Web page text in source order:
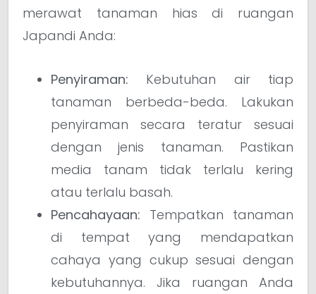
merawat tanaman hias di ruangan
Japandi Anda:
Penyiraman: Kebutuhan air tiap
tanaman berbeda-beda. Lakukan
penyiraman secara teratur sesuai
dengan jenis tanaman. Pastikan
media tanam tidak terlalu kering
atau terlalu basah.
Pencahayaan: Tempatkan tanaman
di tempat yang mendapatkan
cahaya yang cukup sesuai dengan
kebutuhannya. Jika ruangan Anda